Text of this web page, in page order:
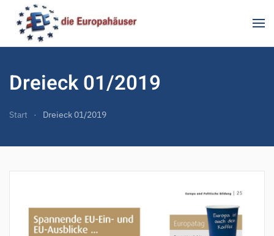
Zum Hauptinhalt springen
Dreieck 01/2019
Start Dreieck 01/2019